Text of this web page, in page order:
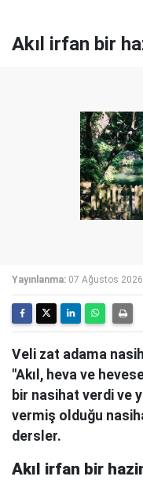
Akıl irfan bir
Yayınlanma: 07 Ağustos
Veli zat adama
"Akıl, heva ve
bir nasihat verdi ve
vermiş olduğu
dersler.
Akıl irfan bir